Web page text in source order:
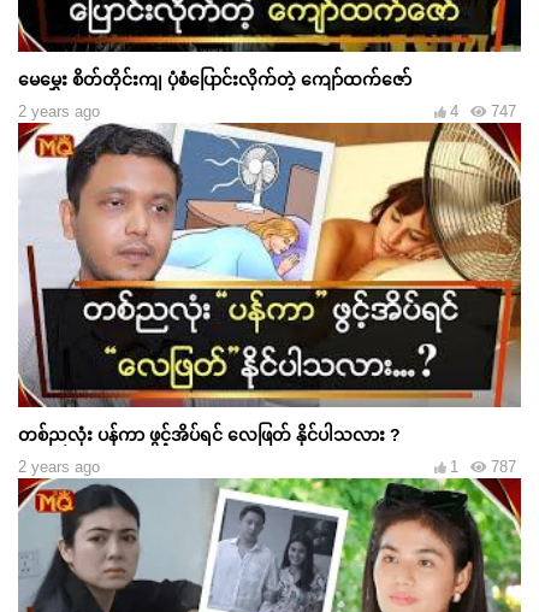
မေမွှေး စိတ်တိုင်းကျ ပုံစံပြောင်းလိုက်တဲ့ ကျော်ထက်ဇော်
2 years ago 747
4
တစ်ညလုံး ပန်ကာ ဖွင့်အိပ်ရင် လေဖြတ် နိုင်ပါသလား ?
2 years ago 787
1